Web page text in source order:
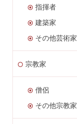
指揮者
建築家
その他芸術家
宗教家
僧侶
その他宗教家